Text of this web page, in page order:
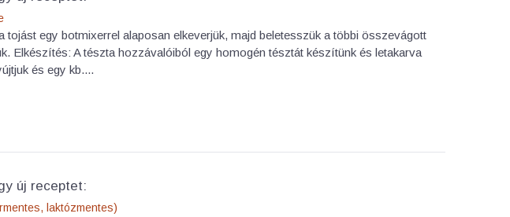
tojást egy botmixerrel alaposan elkeverjük, majd beletesszük a többi összevágott
Elkészítés: A tészta hozzávalóiból egy homogén tésztát készítünk és letakarva
és egy kb....
új receptet:
laktózmentes)